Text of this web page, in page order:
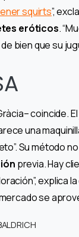
squirts”,
eróticos.
bien que su
coincide.
una
Su método
previa. Hay
explica
se